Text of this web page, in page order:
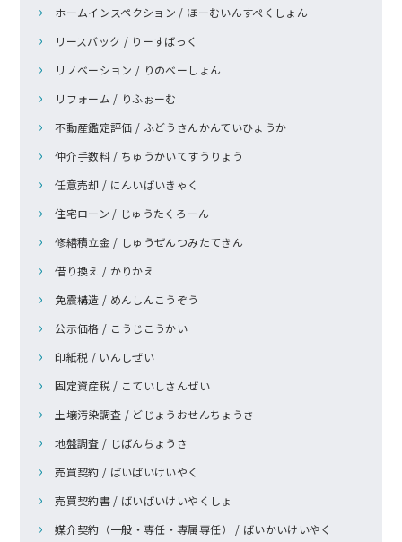
ホームインスペクション / ほーむいんすぺくしょん
リースバック / りーすばっく
リノベーション / りのべーしょん
リフォーム / りふぉーむ
不動産鑑定評価 / ふどうさんかんていひょうか
仲介手数料 / ちゅうかいてすうりょう
任意売却 / にんいばいきゃく
住宅ローン / じゅうたくろーん
修繕積立金 / しゅうぜんつみたてきん
借り換え / かりかえ
免震構造 / めんしんこうぞう
公示価格 / こうじこうかい
印紙税 / いんしぜい
固定資産税 / こていしさんぜい
土壌汚染調査 / どじょうおせんちょうさ
地盤調査 / じばんちょうさ
売買契約 / ばいばいけいやく
売買契約書 / ばいばいけいやくしょ
媒介契約（一般・専任・専属専任） / ばいかいけいやく